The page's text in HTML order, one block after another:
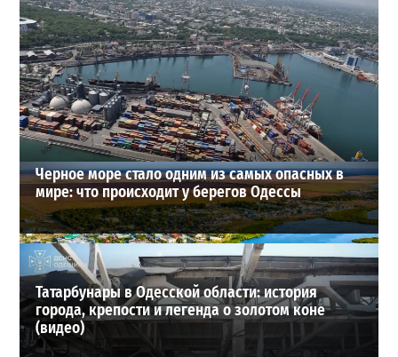
Неприятный сюрприз для водителей Одессы: на АЗС
снова взлетели цены
2
28-07-2026 в 06:47
ВИБОР РЕДАКЦИИ
Черное море стало одним из самых опасных в
мире: что происходит у берегов Одессы
Татарбунары в Одесской области: история
города, крепости и легенда о золотом коне
(видео)